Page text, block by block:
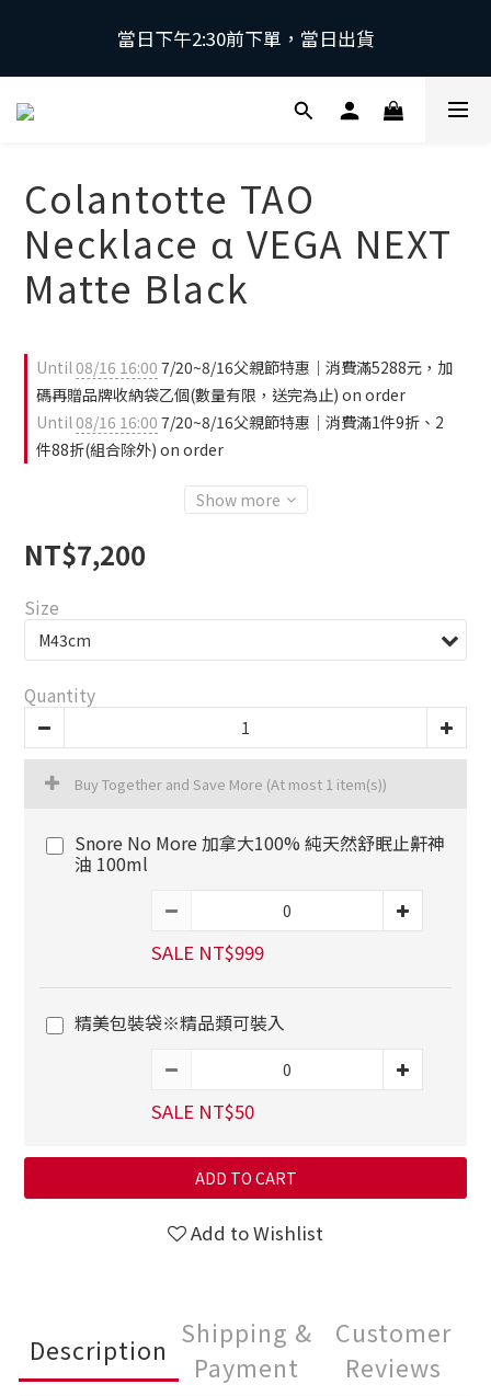
當日下午2:30前下單，當日出貨
當日下午2:30前下單，當日出貨
\ 日本第一磁石領導品牌 | 原裝進口 /
繃肌肉。
當日下午2:30前下單，當日出貨
Colantotte TAO
Necklace α VEGA NEXT
Matte Black
Until08/16 16:00 7/20~8/16父親節特惠｜消費滿5288元，加
碼再贈品牌收納袋乙個(數量有限，送完為止) on order
Until08/16 16:00 7/20~8/16父親節特惠｜消費滿1件9折、2
件88折(組合除外) on order
Show more
NT$7,200
Size
Quantity
Buy Together and Save More (At most 1 item(s))
Snore No More 加拿大100% 純天然舒眠止鼾神
油 100ml
SALE NT$999
精美包裝袋※精品類可裝入
SALE NT$50
ADD TO CART
Add to Wishlist
Description
Shipping &
Payment
Customer
Reviews